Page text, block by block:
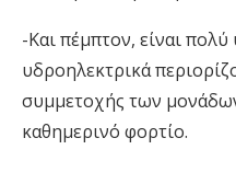
-Και πέμπτον, είναι
υδροηλεκτρικά
συμμετοχής των
καθημερινό φορτίο.